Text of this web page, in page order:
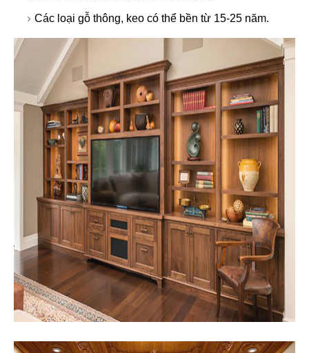
Các loại gỗ thông, keo có thể bền từ 15-25 năm.